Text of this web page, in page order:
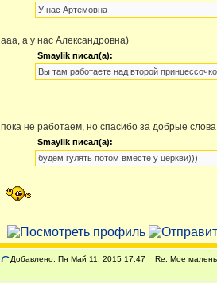
У нас Артемовна
ааа, а у нас Александровна)
Smaylik писал(а):
Вы там работаете над второй
пока не работаем, но спасибо за добрые
Smaylik писал(а):
будем гулять потом вместе у церкви)))
Добавлено: Пн Май 11, 2015 17:47 Re: Мое